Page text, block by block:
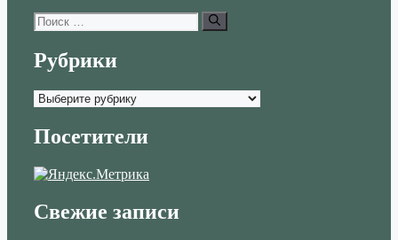
Поиск:
Рубрики
Рубрики
Посетители
Свежие записи